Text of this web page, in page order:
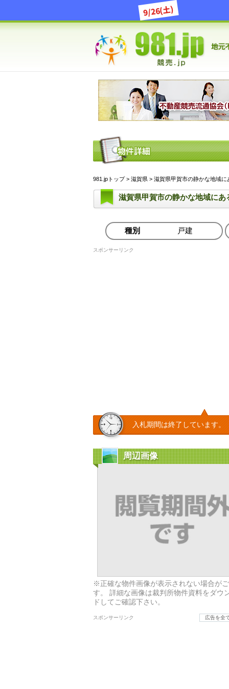
9/26(土)
981.jpトップ> 滋賀県 > 滋賀県甲賀市の静かな地域
滋賀県甲賀市の静かな地域にあ
種別 戸建
スポンサーリンク
入札期間は終了しています。
周辺画像
※正確な物件画像が表示されない場合が
す。 詳細な画像は裁判所物件資料をダウ
ドしてご確認下さい。
スポンサーリンク 広告を全